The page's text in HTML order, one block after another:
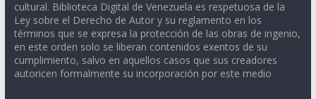
cultural. Biblioteca Digital de Venezuela es respetuosa de la
Ley sobre el Derecho de Autor y su reglamento en los
términos que se expresa la protección de las obras de ingenio,
en este orden solo se liberan contenidos exentos de su
cumplimiento, salvo en aquellos casos que sus creadores
autoricen formalmente su incorporación por este medio